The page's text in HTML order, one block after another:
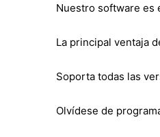
Nuestro software es
La principal ventaja
Soporta todas las
Olvídese de